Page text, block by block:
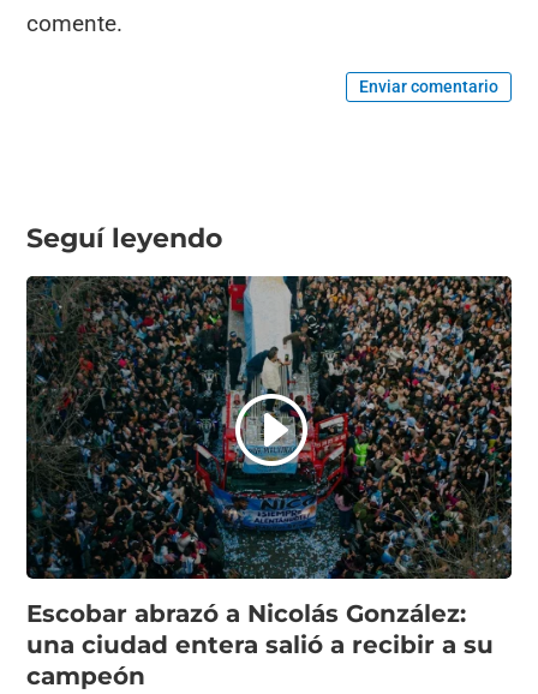
comente.
Enviar comentario
Seguí leyendo
Escobar abrazó a Nicolás González:
una ciudad entera salió a recibir a su
campeón